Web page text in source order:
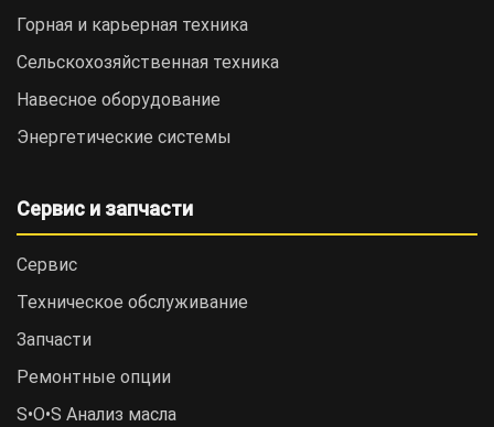
Горная и карьерная техника
Сельскохозяйственная техника
Навесное оборудование
Энергетические системы
Сервис и запчасти
Сервис
Техническое обслуживание
Запчасти
Ремонтные опции
S•O•S Анализ масла